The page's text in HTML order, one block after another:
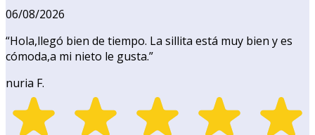
06/08/2026
“Hola,llegó bien de tiempo. La sillita está muy bien y es
cómoda,a mi nieto le gusta.”
nuria F.